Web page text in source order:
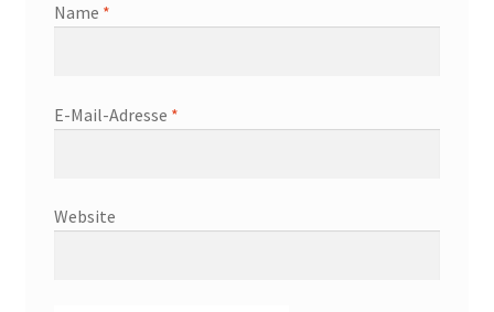
Name *
E-Mail-Adresse *
Website